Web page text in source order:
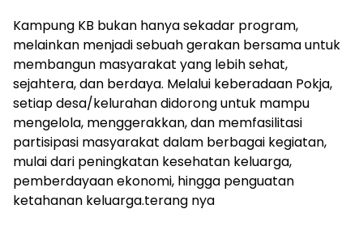
‎Kampung KB bukan hanya sekadar program,
melainkan menjadi sebuah gerakan bersama untuk
membangun masyarakat yang lebih sehat,
sejahtera, dan berdaya. Melalui keberadaan Pokja,
setiap desa/kelurahan didorong untuk mampu
mengelola, menggerakkan, dan memfasilitasi
partisipasi masyarakat dalam berbagai kegiatan,
mulai dari peningkatan kesehatan keluarga,
pemberdayaan ekonomi, hingga penguatan
ketahanan keluarga.terang nya